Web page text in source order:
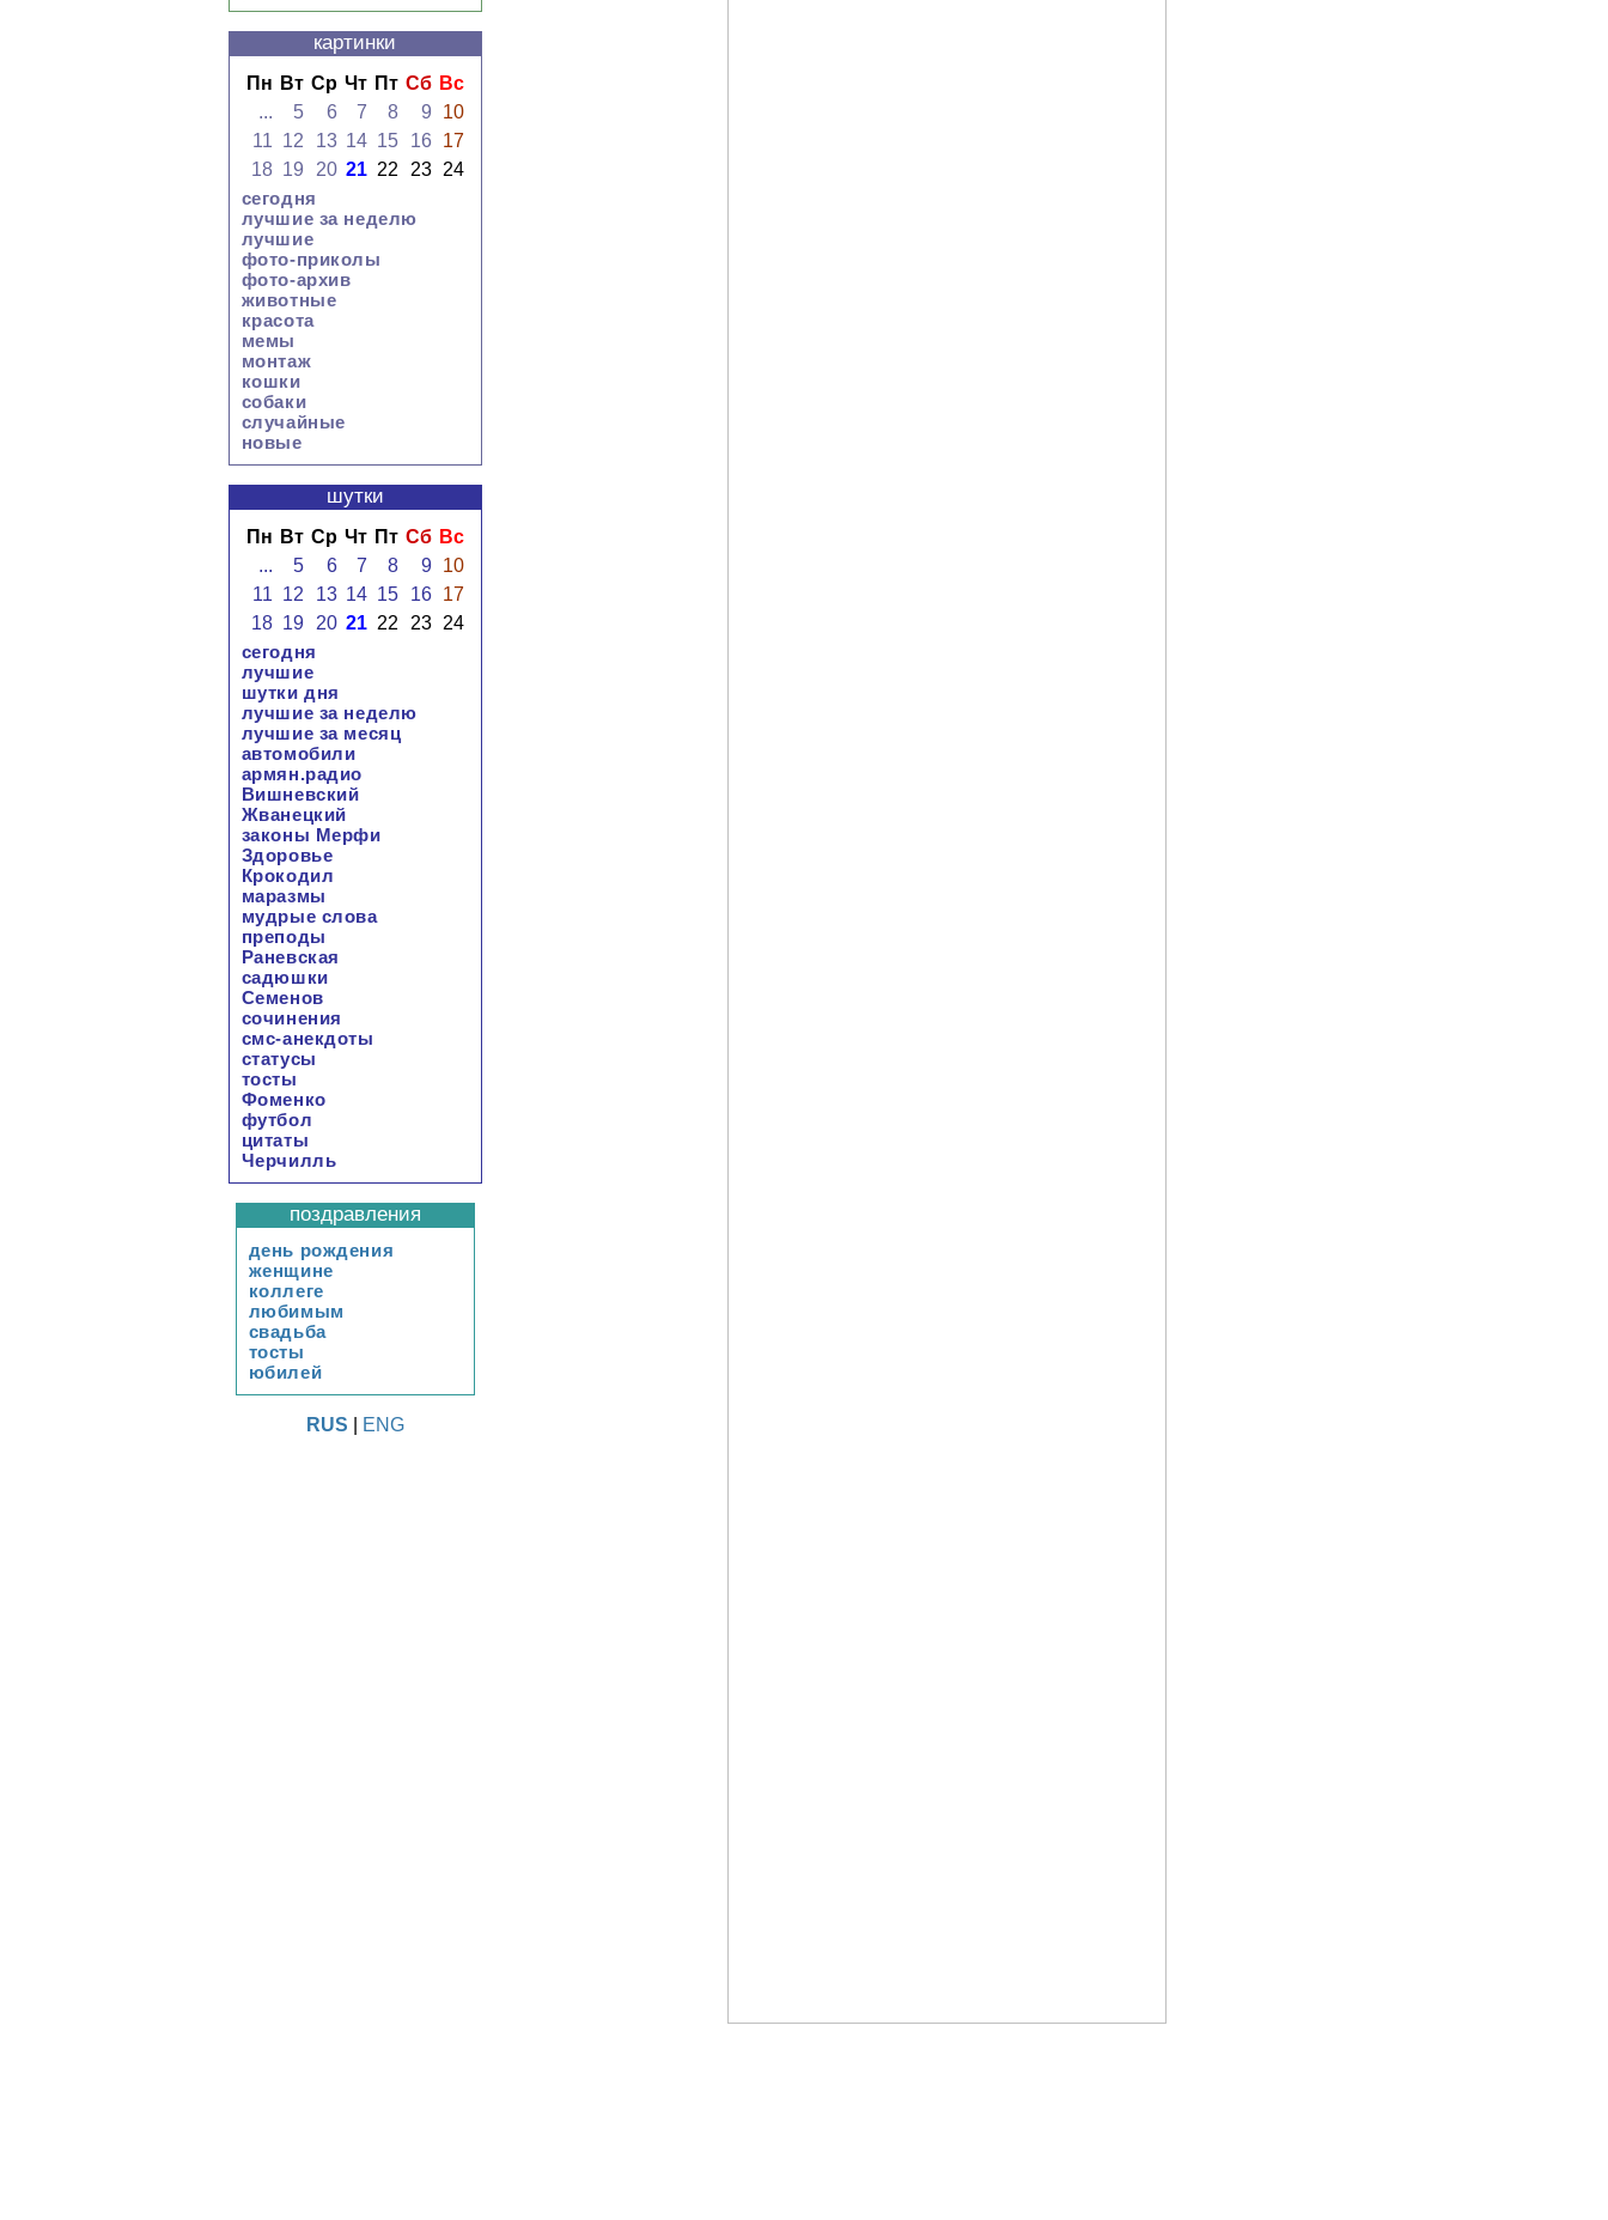
картинки
Пн Вт Ср Чт Пт Сб Вс
...
5 6 7 8 9
10
11 12 13 14 15 16
17
18 19 20 21 22 23
24
сегодня
лучшие за неделю
лучшие
фото-приколы
фото-архив
животные
красота
мемы
монтаж
кошки
собаки
случайные
новые
шутки
Пн Вт Ср Чт Пт Сб Вс
...
5 6 7 8 9
10
11 12 13 14 15 16
17
18 19 20 21 22 23
24
сегодня
лучшие
шутки дня
лучшие за неделю
лучшие за месяц
автомобили
армян.радио
Вишневский
Жванецкий
законы Мерфи
Здоровье
Крокодил
маразмы
мудрые слова
преподы
Раневская
садюшки
Семенов
сочинения
смс-анекдоты
статусы
тосты
Фоменко
футбол
цитаты
Черчилль
поздравления
день рождения
женщине
коллеге
любимым
свадьба
тосты
юбилей
RUS ENG